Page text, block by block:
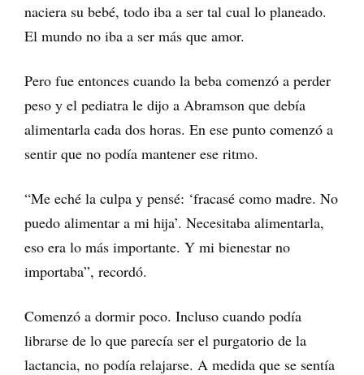
naciera su bebé, todo iba a ser tal cual lo planeado.
El mundo no iba a ser más que amor.
Pero fue entonces cuando la beba comenzó a perder
peso y el pediatra le dijo a Abramson que debía
alimentarla cada dos horas. En ese punto comenzó a
sentir que no podía mantener ese ritmo.
“Me eché la culpa y pensé: ‘fracasé como madre. No
puedo alimentar a mi hija’. Necesitaba alimentarla,
eso era lo más importante. Y mi bienestar no
importaba”, recordó.
Comenzó a dormir poco. Incluso cuando podía
librarse de lo que parecía ser el purgatorio de la
lactancia, no podía relajarse. A medida que se sentía